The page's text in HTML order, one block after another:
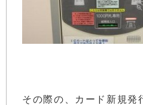
その際の、カード新規発